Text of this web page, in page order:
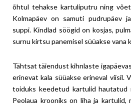
õhtul tehakse kartuliputru ning
Kolmapäev on samuti pudrupäev
suppi. Kindlad söögid on kosjas,
surnu kirtsu panemisel süüakse vana
Tähtsat täiendust kihnlaste
erinevat kala süüakse erineval viisil.
toiduks keedetud kartulid hautatud
Peolaua krooniks on liha ja